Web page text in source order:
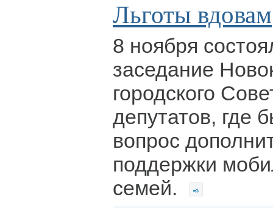
Льготы вдовам
8 ноября
заседание
городского
депутатов, где
вопрос
поддержки
семей.